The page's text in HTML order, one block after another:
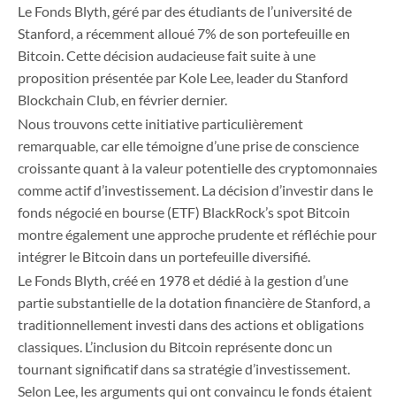
Le Fonds Blyth, géré par des étudiants de l’université de
Stanford, a récemment alloué 7% de son portefeuille en
Bitcoin. Cette décision audacieuse fait suite à une
proposition présentée par Kole Lee, leader du Stanford
Blockchain Club, en février dernier.
Nous trouvons cette initiative particulièrement
remarquable, car elle témoigne d’une prise de conscience
croissante quant à la valeur potentielle des cryptomonnaies
comme actif d’investissement. La décision d’investir dans le
fonds négocié en bourse (ETF) BlackRock’s spot Bitcoin
montre également une approche prudente et réfléchie pour
intégrer le Bitcoin dans un portefeuille diversifié.
Le Fonds Blyth, créé en 1978 et dédié à la gestion d’une
partie substantielle de la dotation financière de Stanford, a
traditionnellement investi dans des actions et obligations
classiques. L’inclusion du Bitcoin représente donc un
tournant significatif dans sa stratégie d’investissement.
Selon Lee, les arguments qui ont convaincu le fonds étaient